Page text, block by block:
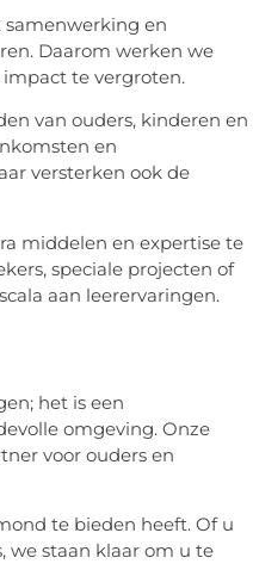
samenwerking en
Daarom werken we
te vergroten.
van ouders, kinderen en
en
versterken ook de
middelen en expertise te
speciale projecten of
aan leerervaringen.
het is een
omgeving. Onze
voor ouders en
te bieden heeft. Of u
we staan klaar om u te